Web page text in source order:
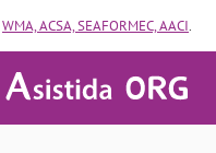
WMA, ACSA, SEAFORMEC, AACI.